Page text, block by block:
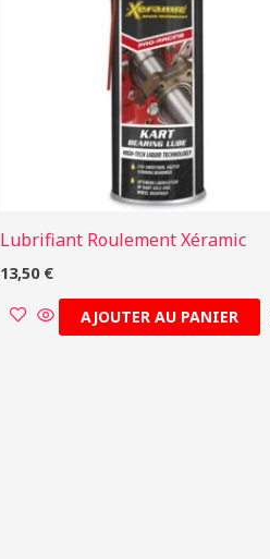
Lubrifiant Roulement Xéramic
13,50 €
AJOUTER AU PANIER